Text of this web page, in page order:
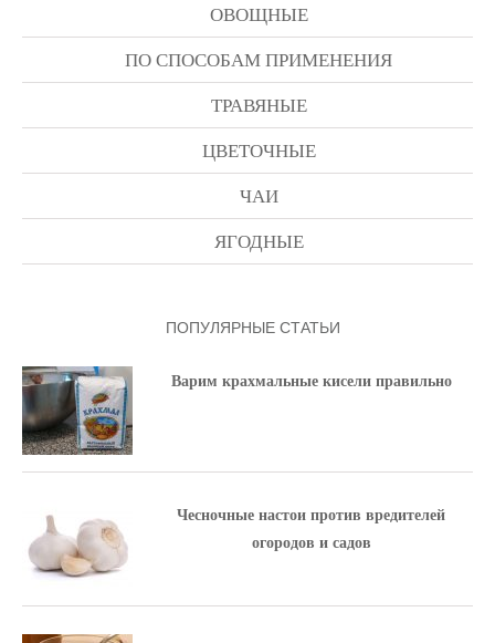
ОВОЩНЫЕ
ПО СПОСОБАМ ПРИМЕНЕНИЯ
ТРАВЯНЫЕ
ЦВЕТОЧНЫЕ
ЧАИ
ЯГОДНЫЕ
ПОПУЛЯРНЫЕ СТАТЬИ
Варим крахмальные кисели правильно
Чесночные настои против вредителей
огородов и садов